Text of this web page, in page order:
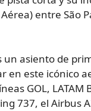
entre São
asiento de
en este icónico
GOL,
737, el Airbus